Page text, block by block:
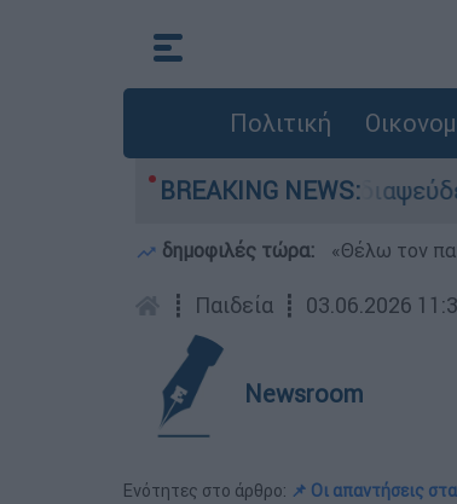
Πολιτική
BREAKING NEWS:
Η ΕΛΑΣ διαψεύδει το
δημοφιλές τώρα: «Θέλω τον
┋ Παιδεία ┋ 03.06.2026
Newsroom
Ενότητες στο άρθρο: 📌 Οι απαντήσεις